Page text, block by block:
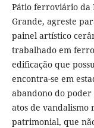
Pátio ferroviário da
Grande, agreste
painel artístico
trabalhado em
edificação que
encontra-se em
abandono do poder
atos de vandalismo
patrimonial, que